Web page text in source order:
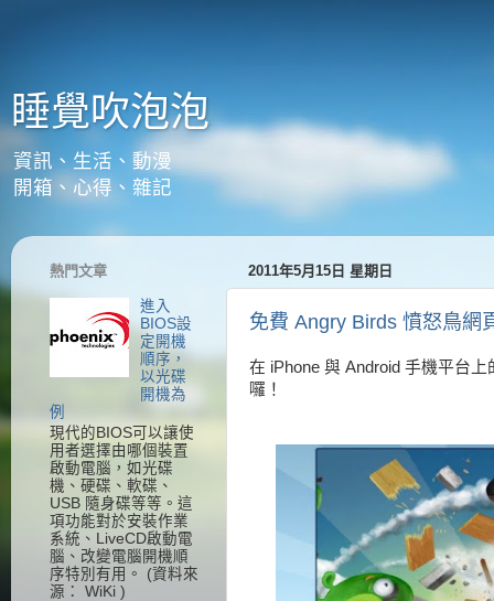
睡覺吹泡泡
資訊、生活、動漫
開箱、心得、雜記
2011年5月15日 星期日
免費 Angry Birds 憤怒鳥網
在 iPhone 與 Android 手機平台
囉！
熱門文章
進入
BIOS設
定開機
順序，
以光碟
開機為
例
現代的BIOS可以讓使
用者選擇由哪個裝置
啟動電腦，如光碟
機、硬碟、軟碟、
USB 隨身碟等等。這
項功能對於安裝作業
系統、LiveCD啟動電
腦、改變電腦開機順
序特別有用。 (資料來
源： WiKi )